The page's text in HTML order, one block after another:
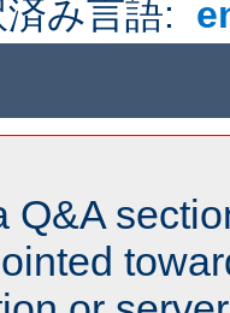
み言語:
Q&A